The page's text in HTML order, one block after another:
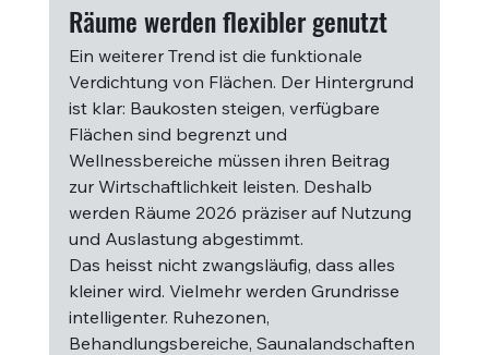
Räume werden flexibler genutzt
Ein weiterer Trend ist die funktionale
Verdichtung von Flächen. Der Hintergrund
ist klar: Baukosten steigen, verfügbare
Flächen sind begrenzt und
Wellnessbereiche müssen ihren Beitrag
zur Wirtschaftlichkeit leisten. Deshalb
werden Räume 2026 präziser auf Nutzung
und Auslastung abgestimmt.
Das heisst nicht zwangsläufig, dass alles
kleiner wird. Vielmehr werden Grundrisse
intelligenter. Ruhezonen,
Behandlungsbereiche, Saunalandschaften